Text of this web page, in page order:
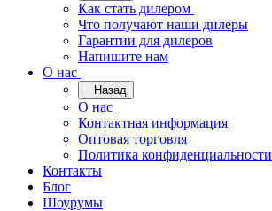
Как стать дилером
Что получают наши дилеры
Гарантии для дилеров
Напишите нам
О нас
Назад
О нас
Контактная информация
Оптовая торговля
Политика конфиденциальности
Контакты
Блог
Шоурумы